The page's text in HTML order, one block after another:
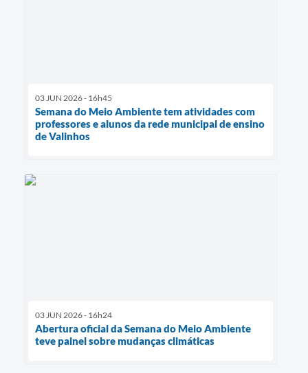
03 JUN 2026 - 16h45
Semana do Meio Ambiente tem atividades com
professores e alunos da rede municipal de ensino
de Valinhos
03 JUN 2026 - 16h24
Abertura oficial da Semana do Meio Ambiente
teve painel sobre mudanças climáticas